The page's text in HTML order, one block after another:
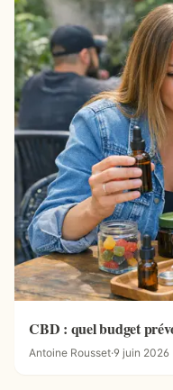
CBD : quel budget
Antoine Rousset·9 juin 2026